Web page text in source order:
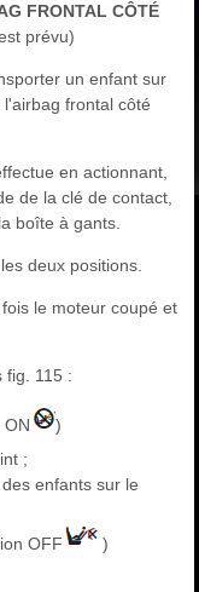
FRONTAL CÔTÉ
prévu)
un enfant sur
frontal côté
en actionnant,
de la clé de contact,
boîte à gants.
deux positions.
le moteur coupé et
fig. 115 :
)
;
enfants sur le
OFF
)